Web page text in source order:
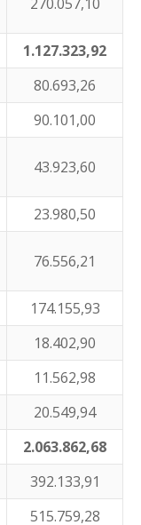
1.127.323,92
80.693,26
90.101,00
43.923,60
23.980,50
76.556,21
174.155,93
18.402,90
11.562,98
20.549,94
2.063.862,68
392.133,91
515.759,28